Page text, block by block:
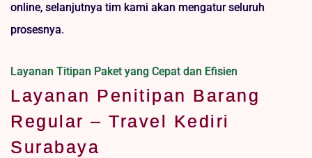
online, selanjutnya tim kami akan mengatur seluruh
prosesnya.
Layanan Titipan Paket yang Cepat dan Efisien
Layanan Penitipan Barang
Regular – Travel Kediri
Surabaya